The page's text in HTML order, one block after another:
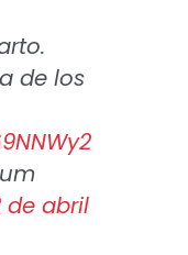
de los
de abril